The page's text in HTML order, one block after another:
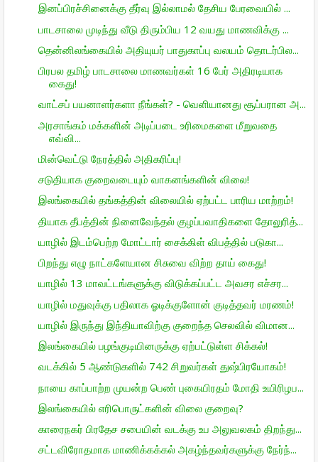
இனப்பிரச்சினைக்கு தீர்வு இல்லாமல் தேசிய பேரவையில் ...
பாடசாலை முடிந்து வீடு திரும்பிய 12 வயது மாணவிக்கு ...
தென்னிலங்கையில் அதியுயர் பாதுகாப்பு வலயம் தொடர்பில...
பிரபல தமிழ் பாடசாலை மாணவர்கள் 16 பேர் அதிரடியாக
கைது!
வாட்சப் பயனாளர்களா நீங்கள்? - வெளியானது சூப்பரான அ...
அரசாங்கம் மக்களின் அடிப்படை உரிமைகளை மீறுவதை
எவ்வி...
மின்வெட்டு நேரத்தில் அதிகரிப்பு!
சடுதியாக குறைவடையும் வாகனங்களின் விலை!
இலங்கையில் தங்கத்தின் விலையில் ஏற்பட்ட பாரிய மாற்றம்!
தியாக தீபத்தின் நினைவேந்தல் குழப்பவாதிகளை தோலுரித்...
யாழில் இடம்பெற்ற மோட்டார் சைக்கிள் விபத்தில் படுகா...
பிறந்து எழு நாட்களேயான சிசுவை விற்ற தாய் கைது!
யாழில் 13 மாவட்டங்களுக்கு விடுக்கப்பட்ட அவசர எச்சர...
யாழில் மதுவுக்கு பதிலாக ஓடிக்குளோன் குடித்தவர் மரணம்!
யாழில் இருந்து இந்தியாவிற்கு குறைந்த செலவில் விமான...
இலங்கையில் பழங்குடியினருக்கு ஏற்பட்டுள்ள சிக்கல்!
வடக்கில் 5 ஆண்டுகளில் 742 சிறுவர்கள் துஷ்பிரயோகம்!
நாயை காப்பாற்ற முயன்ற பெண் புகையிரதம் மோதி உயிரிழப...
இலங்கையில் எரிபொருட்களின் விலை குறைவு?
காரைநகர் பிரதேச சபையின் வடக்கு உப அலுவலகம் திறந்து...
சட்டவிரோதமாக மாணிக்கக்கல் அகழ்ந்தவர்களுக்கு நேர்ந்...